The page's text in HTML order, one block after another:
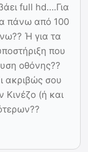
full hd….Για
πάνω από 100
Ή για τα
που
οθόνης??
ακριβώς σου
Κινέζο (ή και